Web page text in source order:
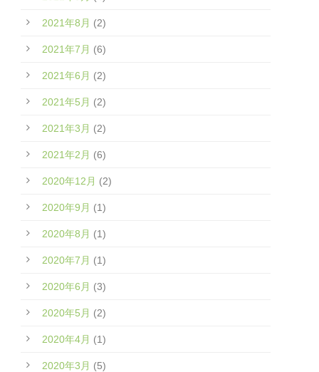
2021年8月 (2)
2021年7月 (6)
2021年6月 (2)
2021年5月 (2)
2021年3月 (2)
2021年2月 (6)
2020年12月 (2)
2020年9月 (1)
2020年8月 (1)
2020年7月 (1)
2020年6月 (3)
2020年5月 (2)
2020年4月 (1)
2020年3月 (5)